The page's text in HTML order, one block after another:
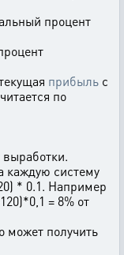
процент
прибыль с
по
каждую систему
* 0.1. Например
= 8% от
может получить